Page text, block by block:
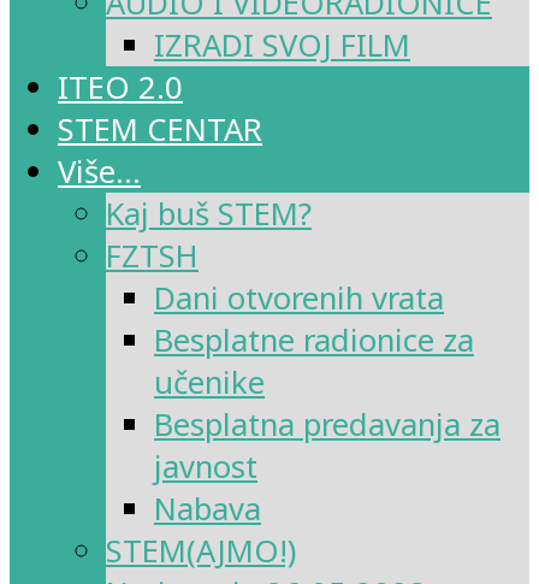
IZRADI SVOJ FILM
ITEO 2.0
STEM CENTAR
Više…
Kaj buš STEM?
FZTSH
Dani otvorenih vrata
Besplatne radionice za
učenike
Besplatna predavanja za
javnost
Nabava
STEM(AJMO!)